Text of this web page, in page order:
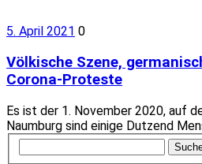
5. April 2021 0
Völkische Szene,
Corona-Proteste
Es ist der 1. November 2020, auf
Naumburg sind einige Dutzend